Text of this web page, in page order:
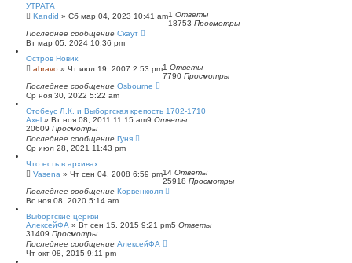
УТРАТА
Kandid » Сб мар 04, 2023 10:41 am1 Ответы
18753 Просмотры
Последнее сообщение Скаут
Вт мар 05, 2024 10:36 pm
Остров Новик
abravo » Чт июл 19, 2007 2:53 pm1 Ответы
7790 Просмотры
Последнее сообщение Osbourne
Ср ноя 30, 2022 5:22 am
Стобеус Л.К. и Выборгская крепость 1702-1710
Axel » Вт ноя 08, 2011 11:15 am9 Ответы
20609 Просмотры
Последнее сообщение Гуня
Ср июл 28, 2021 11:43 pm
Что есть в архивах
Vasena » Чт сен 04, 2008 6:59 pm14 Ответы
25918 Просмотры
Последнее сообщение Корвенкюля
Вс ноя 08, 2020 5:14 am
Выборгские церкви
АлексейФА » Вт сен 15, 2015 9:21 pm5 Ответы
31409 Просмотры
Последнее сообщение АлексейФА
Чт окт 08, 2015 9:11 pm